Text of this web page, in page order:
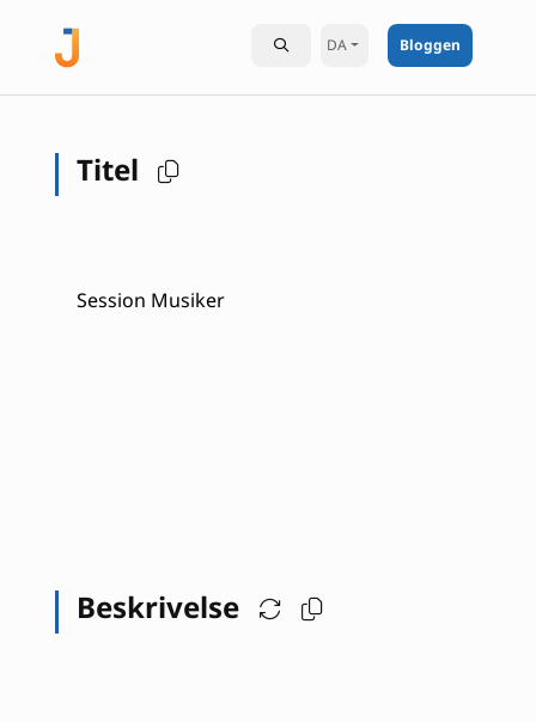
DA Bloggen
Titel
Session Musiker
Beskrivelse